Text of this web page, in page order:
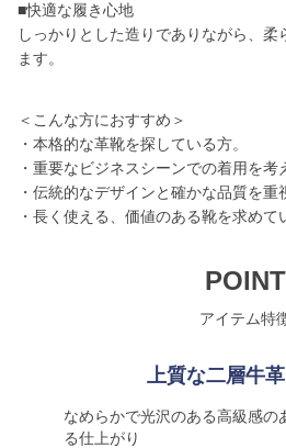
■快適な履き心地
しっかりとした造りでありながら、
ます。
＜こんな方におすすめ＞
・本格的な革靴を探している方。
・重要なビジネスシーンでの着用を考
・伝統的なデザインと確かな品質を重
・長く使える、価値のある靴を求めて
POINT
アイテム特
上質な二層牛
なめらかで光沢のある高級感の
る仕上がり